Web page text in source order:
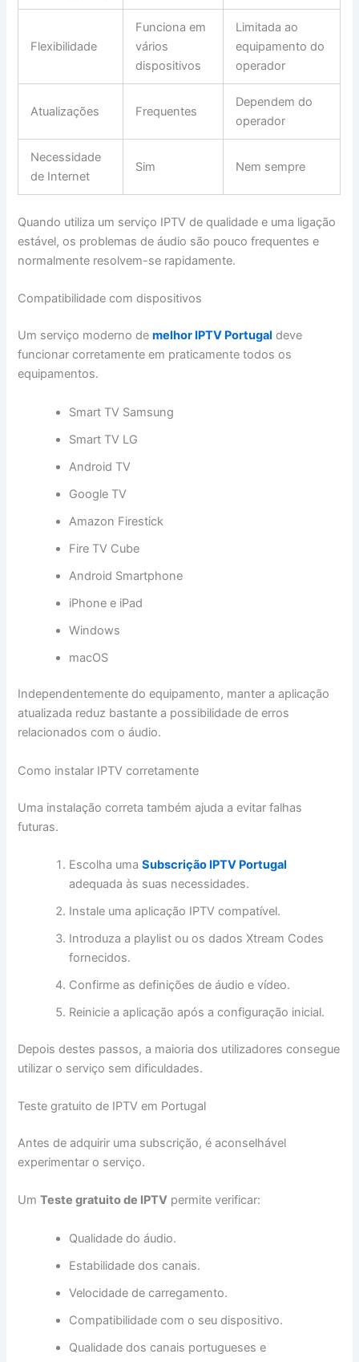
Flexibilidade
Funciona em
vários
dispositivos
Limitada ao
equipamento do
operador
Atualizações Frequentes
Dependem do
operador
Necessidade
de Internet
Sim Nem sempre
Quando utiliza um serviço IPTV de qualidade e uma ligação
estável, os problemas de áudio são pouco frequentes e
normalmente resolvem-se rapidamente.
Compatibilidade com dispositivos
Um serviço moderno demelhor IPTV Portugal deve
funcionar corretamente em praticamente todos os
equipamentos.
Smart TV Samsung
Smart TV LG
Android TV
Google TV
Amazon Firestick
Fire TV Cube
Android Smartphone
iPhone e iPad
Windows
macOS
Independentemente do equipamento, manter a aplicação
atualizada reduz bastante a possibilidade de erros
relacionados com o áudio.
Como instalar IPTV corretamente
Uma instalação correta também ajuda a evitar falhas
futuras.
Escolha umaSubscrição IPTV Portugal
adequada às suas necessidades.
Instale uma aplicação IPTV compatível.
Introduza a playlist ou os dados Xtream Codes
fornecidos.
Confirme as definições de áudio e vídeo.
Reinicie a aplicação após a configuração inicial.
Depois destes passos, a maioria dos utilizadores consegue
utilizar o serviço sem dificuldades.
Teste gratuito de IPTV em Portugal
Antes de adquirir uma subscrição, é aconselhável
experimentar o serviço.
UmTeste gratuito de IPTV permite verificar:
Qualidade do áudio.
Estabilidade dos canais.
Velocidade de carregamento.
Compatibilidade com o seu dispositivo.
Qualidade dos canais portugueses e